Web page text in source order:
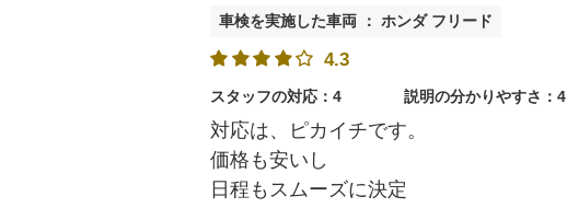
車検を実施した車両 ： ホンダ フリード
4.3
スタッフの対応：4 説明の分かりやすさ：4
対応は、ピカイチです。
価格も安いし
日程もスムーズに決定